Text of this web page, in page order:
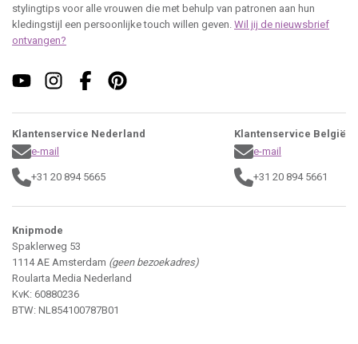
stylingtips voor alle vrouwen die met behulp van patronen aan hun
kledingstijl een persoonlijke touch willen geven. Wil jij de nieuwsbrief
ontvangen?
Klantenservice Nederland
e-mail
+31 20 894 5665
Klantenservice België
e-mail
+31 20 894 5661
Knipmode
Spaklerweg 53
1114 AE Amsterdam (geen bezoekadres)
Roularta Media Nederland
KvK: 60880236
BTW: NL854100787B01